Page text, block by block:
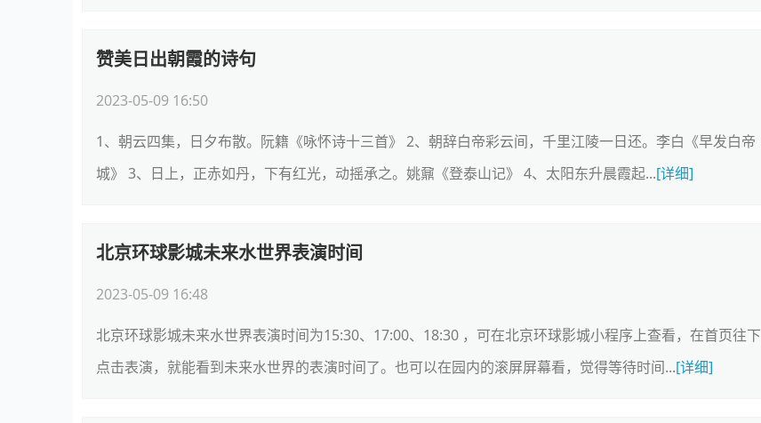
赞美日出朝霞的诗句
2023-05-09 16:50
1、朝云四集，日夕布散。阮籍《咏怀诗十三首》 2、朝辞白帝彩云间，千里江陵一日还。李白《早发白帝
城》 3、日上，正赤如丹，下有红光，动摇承之。姚鼐《登泰山记》 4、太阳东升晨霞起...[详细]
北京环球影城未来水世界表演时间
2023-05-09 16:48
北京环球影城未来水世界表演时间为15:30、17:00、18:30 ，可在北京环球影城小程序上查看，在首页往下
点击表演，就能看到未来水世界的表演时间了。也可以在园内的滚屏屏幕看，觉得等待时间...[详细]